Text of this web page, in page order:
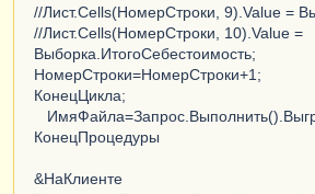
//Лист.Cells(НомерСтроки, 9).Value =
//Лист.Cells(НомерСтроки, 10).Value =
Выборка.ИтогоСебестоимость;
НомерСтроки=НомерСтроки+1;
КонецЦикла;
КонецПроцедуры
&НаКлиенте